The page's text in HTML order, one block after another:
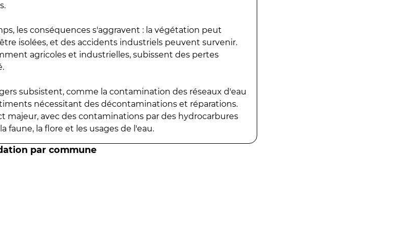
les conséquences s'aggravent : la végétation peut
isolées, et des accidents industriels peuvent survenir.
agricoles et industrielles, subissent des pertes
subsistent, comme la contamination des réseaux d'eau
nécessitant des décontaminations et réparations.
majeur, avec des contaminations par des hydrocarbures
faune, la flore et les usages de l'eau.
par commune